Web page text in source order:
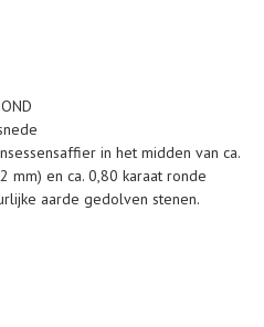
in het midden van ca.
mm) en ca. 0,80 karaat ronde
aarde gedolven stenen.